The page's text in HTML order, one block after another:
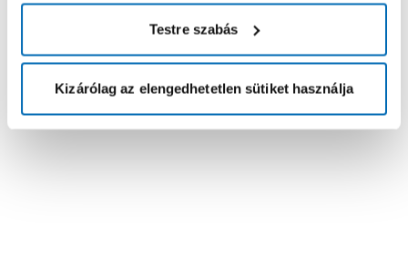
Testre szabás
Kizárólag az elengedhetetlen sütiket használja